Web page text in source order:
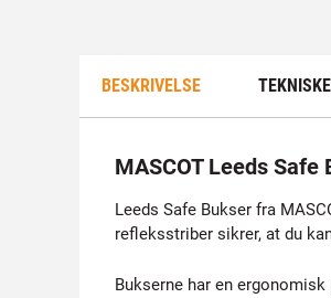
BESKRIVELSE
MASCOT Leeds Safe
Leeds Safe Bukser fra
refleksstriber sikrer, at du
Bukserne har en